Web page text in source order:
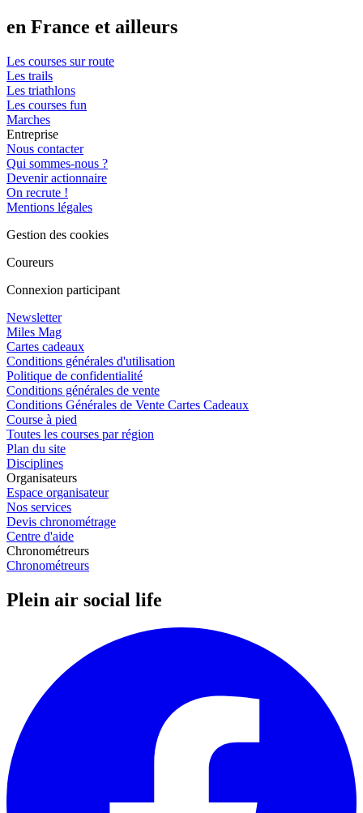
en France et ailleurs
Les courses sur route
Les trails
Les triathlons
Les courses fun
Marches
Entreprise
Nous contacter
Qui sommes-nous ?
Devenir actionnaire
On recrute !
Mentions légales
Gestion des cookies
Coureurs
Connexion participant
Newsletter
Miles Mag
Cartes cadeaux
Conditions générales d'utilisation
Politique de confidentialité
Conditions générales de vente
Conditions Générales de Vente Cartes Cadeaux
Course à pied
Toutes les courses par région
Plan du site
Disciplines
Organisateurs
Espace organisateur
Nos services
Devis chronométrage
Centre d'aide
Chronométreurs
Chronométreurs
Plein air social life